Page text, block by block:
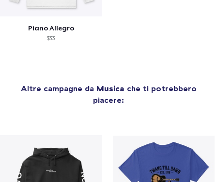
Piano Allegro
$33
Altre campagne da Musica che ti potrebbero
piacere: